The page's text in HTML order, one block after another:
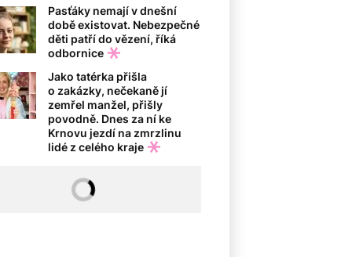
Pasťáky nemají v dnešní
době existovat. Nebezpečné
děti patří do vězení, říká
odbornice
Jako tatérka přišla
o zakázky, nečekaně jí
zemřel manžel, přišly
povodně. Dnes za ní ke
Krnovu jezdí na zmrzlinu
lidé z celého kraje